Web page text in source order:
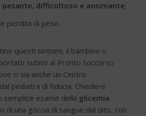
pesante, difficoltoso e ansimante;
perdita di peso.
questi sintomi, il bambino o
subito al Pronto Soccorso
ci sia anche un Centro
pediatra di fiducia. Chiedere
semplice esame della glicemia
di una goccia di sangue dal dito, con